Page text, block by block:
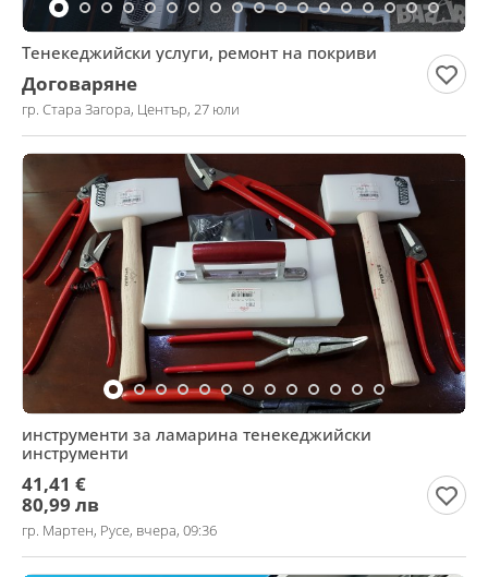
Тенекеджийски услуги, ремонт на покриви
Договаряне
гр. Стара Загора, Център, 27 юли
инструменти за ламарина тенекеджийски
инструменти
41,41 €
80,99 лв
гр. Мартен, Русе, вчера, 09:36